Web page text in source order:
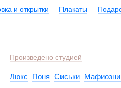
и открытки Плакаты
Произведено студией
Люкс Поня Сиськи